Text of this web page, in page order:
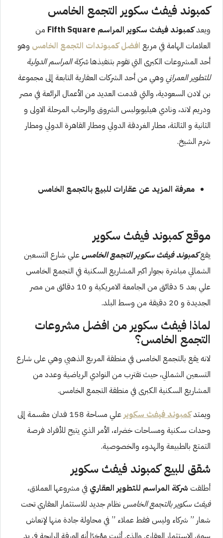
كمبوند فيفث سكوير التجمع الخامس
ويعدكمبوند فيفث سكوير المراسم Fifth Square
من
العلامات الهامة في مربع افضل كمبوندات التجمع الخامس وهو
أحد المشروعات الكبرى التي تقوم بتنفيذهاشركة المراسم الدولية
للتطوير العمراني وهي من أحد الشركات العقارية التابعة إلى مجموعة
بن لادن السعودية، والتي قدمت العديد من الأعمال الرائعة في مصر
ودريم لاند، ونادي هيليوبولبس الشروق والرحاب المرحلة الاولى و
الثانية و الثالثة، مطار الغردقة الدولي ومطار القاهرة الدولي ومطار
شرم الشيخ.
معرفة المزيد عن عقارات للبيع بالتجمع الخامس
موقع كمبوند فيفث سكوير
يقعكمبوند فيفث سكوير التجمع الخامسعلي شارع التسعين
الشمالي مباشرة بجوار اكبر المشاريع السكنية في التجمع الخامس
علي بعد 5 دقائق من الجامعة الامريكية و 10 دقائق من مصر
الجديدة و 20 دقيقة من وسط البلد.
لماذا فيفث سكوير من افضل مشروعات
التجمع الخامس؟
لانه يقع بالتجمع الخامس في منطقة المربع الذهبي وهي على شارع
التسعين الشمالي، حيث تقترب من النوادي الرياضية وعدد من
المشاريع السكنية الكبرى في منطقة التجمع الخامس.
ويمتدكمبوندفيفث سكوير
علي مساحة 158 فدان مقسمة إلى
وحدات سكنية ومساحات خضراء، الأمر الذي يتيح للأفراد فرصة
التمتع بالطبيعة والهدوء والخصوصية.
شقق للبيع كمبوند فيفث سكوير
أطلقت شركة المراسم للتطوير العقاري في مشروعها العملاق،
فيفث سكوير بالتجمع الخامس نظام جديد للاستثمار العقاري تحت
شعار ” شركاء وليس فقط عملاء ” في محاولة جادة منها لإنعاش